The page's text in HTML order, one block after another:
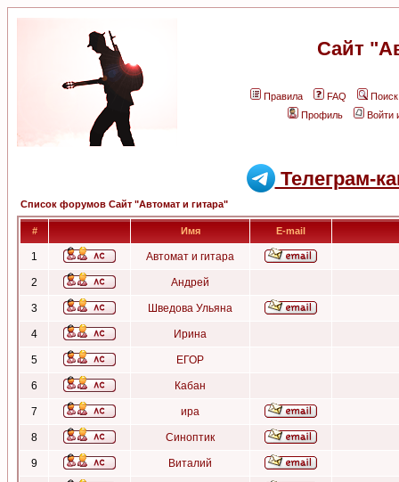
Сайт
Правила FAQ
Поиск
Профиль
Войти
Телеграм-
Список форумов Сайт "Автомат и гитара"
# Имя E-mail
1 Автомат и гитара
2 Андрей
3 Шведова Ульяна
4 Ирина
5 ЕГОР
6 Кабан
7 ира
8 Синоптик
9 Виталий